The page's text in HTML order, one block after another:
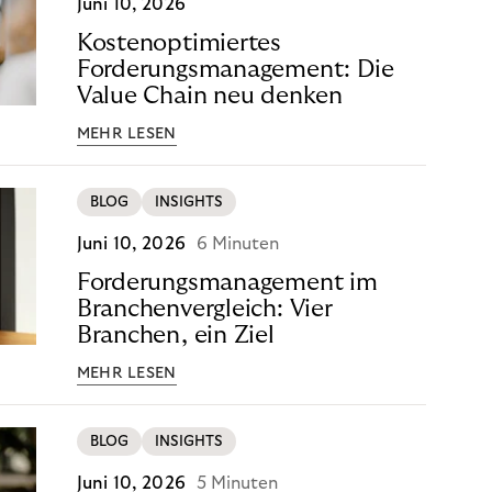
Juni 10, 2026
Kostenoptimiertes
Forderungsmanagement: Die
Value Chain neu denken
MEHR LESEN
BLOG INSIGHTS
Juni 10, 2026 6 Minuten
Forderungsmanagement im
Branchenvergleich: Vier
Branchen, ein Ziel
MEHR LESEN
BLOG INSIGHTS
Juni 10, 2026 5 Minuten